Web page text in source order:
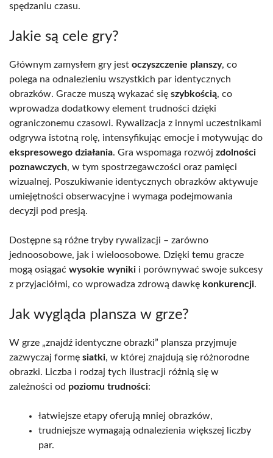
spędzaniu czasu.
Jakie są cele gry?
Głównym zamysłem gry jest oczyszczenie planszy, co
polega na odnalezieniu wszystkich par identycznych
obrazków. Gracze muszą wykazać się szybkością, co
wprowadza dodatkowy element trudności dzięki
ograniczonemu czasowi. Rywalizacja z innymi uczestnikami
odgrywa istotną rolę, intensyfikując emocje i motywując do
ekspresowego działania. Gra wspomaga rozwój zdolności
poznawczych, w tym spostrzegawczości oraz pamięci
wizualnej. Poszukiwanie identycznych obrazków aktywuje
umiejętności obserwacyjne i wymaga podejmowania
decyzji pod presją.
Dostępne są różne tryby rywalizacji – zarówno
jednoosobowe, jak i wieloosobowe. Dzięki temu gracze
mogą osiągać wysokie wyniki i porównywać swoje sukcesy
z przyjaciółmi, co wprowadza zdrową dawkę konkurencji.
Jak wygląda plansza w grze?
W grze „znajdź identyczne obrazki” plansza przyjmuje
zazwyczaj formę siatki, w której znajdują się różnorodne
obrazki. Liczba i rodzaj tych ilustracji różnią się w
zależności od poziomu trudności:
łatwiejsze etapy oferują mniej obrazków,
trudniejsze wymagają odnalezienia większej liczby
par.